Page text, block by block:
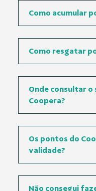
Como acumular
Como resgatar
Onde consultar o
Coopera?
Os pontos do
validade?
Não consegui